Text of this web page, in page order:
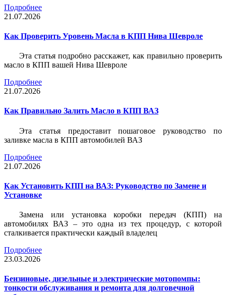
Подробнее
21.07.2026
Как Проверить Уровень Масла в КПП Нива Шевроле
Эта статья подробно расскажет, как правильно проверить
масло в КПП вашей Нива Шевроле
Подробнее
21.07.2026
Как Правильно Залить Масло в КПП ВАЗ
Эта статья предоставит пошаговое руководство по
заливке масла в КПП автомобилей ВАЗ
Подробнее
21.07.2026
Как Установить КПП на ВАЗ: Руководство по Замене и
Установке
Замена или установка коробки передач (КПП) на
автомобилях ВАЗ – это одна из тех процедур, с которой
сталкивается практически каждый владелец
Подробнее
23.03.2026
Бензиновые, дизельные и электрические мотопомпы:
тонкости обслуживания и ремонта для долговечной